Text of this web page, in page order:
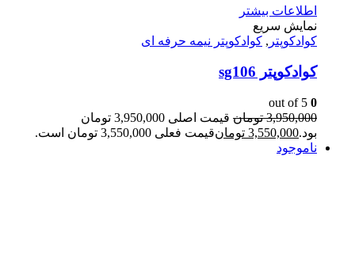
اطلاعات بیشتر
نمایش سریع
کوادکوپتر , کوادکوپتر نیمه حرفه ای
کوادکوپتر sg106
0
3,950,000 تومان
قیمت اصلی 3,950,000 تومان
بود.3,550,000 تومانقیمت فعلی 3,550,000 تومان است.
ناموجود